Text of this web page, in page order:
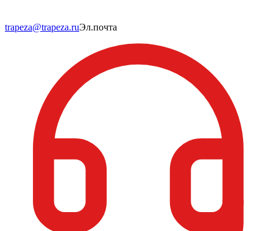
trapeza@trapeza.ruЭл.почта